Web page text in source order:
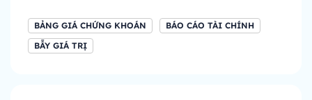
BẢNG GIÁ CHỨNG KHOÁN
BÁO CÁO TÀI CHÍNH
BẪY GIÁ TRỊ